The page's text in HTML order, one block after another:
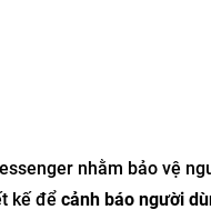
nhằm bảo vệ
kế để cảnh báo người